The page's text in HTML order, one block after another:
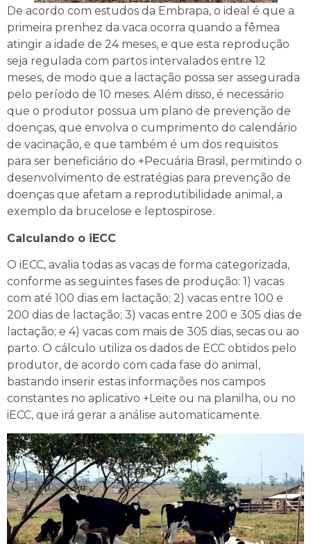
De acordo com estudos da Embrapa, o ideal é que a
primeira prenhez da vaca ocorra quando a fêmea
atingir a idade de 24 meses, e que esta reprodução
seja regulada com partos intervalados entre 12
meses, de modo que a lactação possa ser assegurada
pelo período de 10 meses. Além disso, é necessário
que o produtor possua um plano de prevenção de
doenças, que envolva o cumprimento do calendário
de vacinação, e que também é um dos requisitos
para ser beneficiário do +Pecuária Brasil, permitindo o
desenvolvimento de estratégias para prevenção de
doenças que afetam a reprodutibilidade animal, a
exemplo da brucelose e leptospirose.
Calculando o iECC
O iECC, avalia todas as vacas de forma categorizada,
conforme as seguintes fases de produção: 1) vacas
com até 100 dias em lactação; 2) vacas entre 100 e
200 dias de lactação; 3) vacas entre 200 e 305 dias de
lactação; e 4) vacas com mais de 305 dias, secas ou ao
parto. O cálculo utiliza os dados de ECC obtidos pelo
produtor, de acordo com cada fase do animal,
bastando inserir estas informações nos campos
constantes no aplicativo +Leite ou na planilha, ou no
iECC, que irá gerar a análise automaticamente.